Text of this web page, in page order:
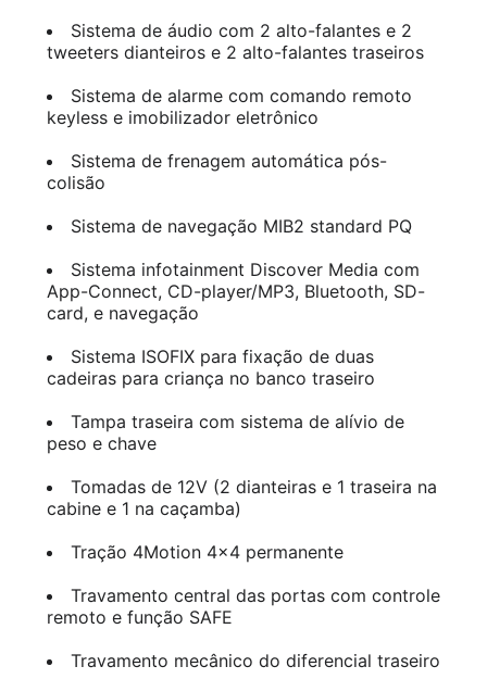
Sistema de áudio com 2 alto-falantes e 2
tweeters dianteiros e 2 alto-falantes traseiros
Sistema de alarme com comando remoto
keyless e imobilizador eletrônico
Sistema de frenagem automática pós-
colisão
Sistema de navegação MIB2 standard PQ
Sistema infotainment Discover Media com
App-Connect, CD-player/MP3, Bluetooth, SD-
card, e navegação
Sistema ISOFIX para fixação de duas
cadeiras para criança no banco traseiro
Tampa traseira com sistema de alívio de
peso e chave
Tomadas de 12V (2 dianteiras e 1 traseira na
cabine e 1 na caçamba)
Tração 4Motion 4×4 permanente
Travamento central das portas com controle
remoto e função SAFE
Travamento mecânico do diferencial traseiro